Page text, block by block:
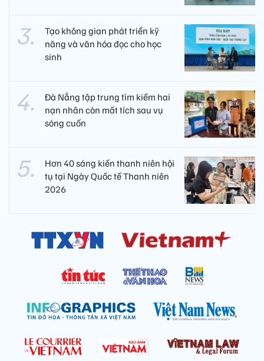
Tạo không gian phát triển kỹ
năng và văn hóa đọc cho học
sinh
Đà Nẵng tập trung tìm kiếm hai
nạn nhân còn mất tích sau vụ
sóng cuốn
Hơn 40 sáng kiến thanh niên hội
tụ tại Ngày Quốc tế Thanh niên
2026